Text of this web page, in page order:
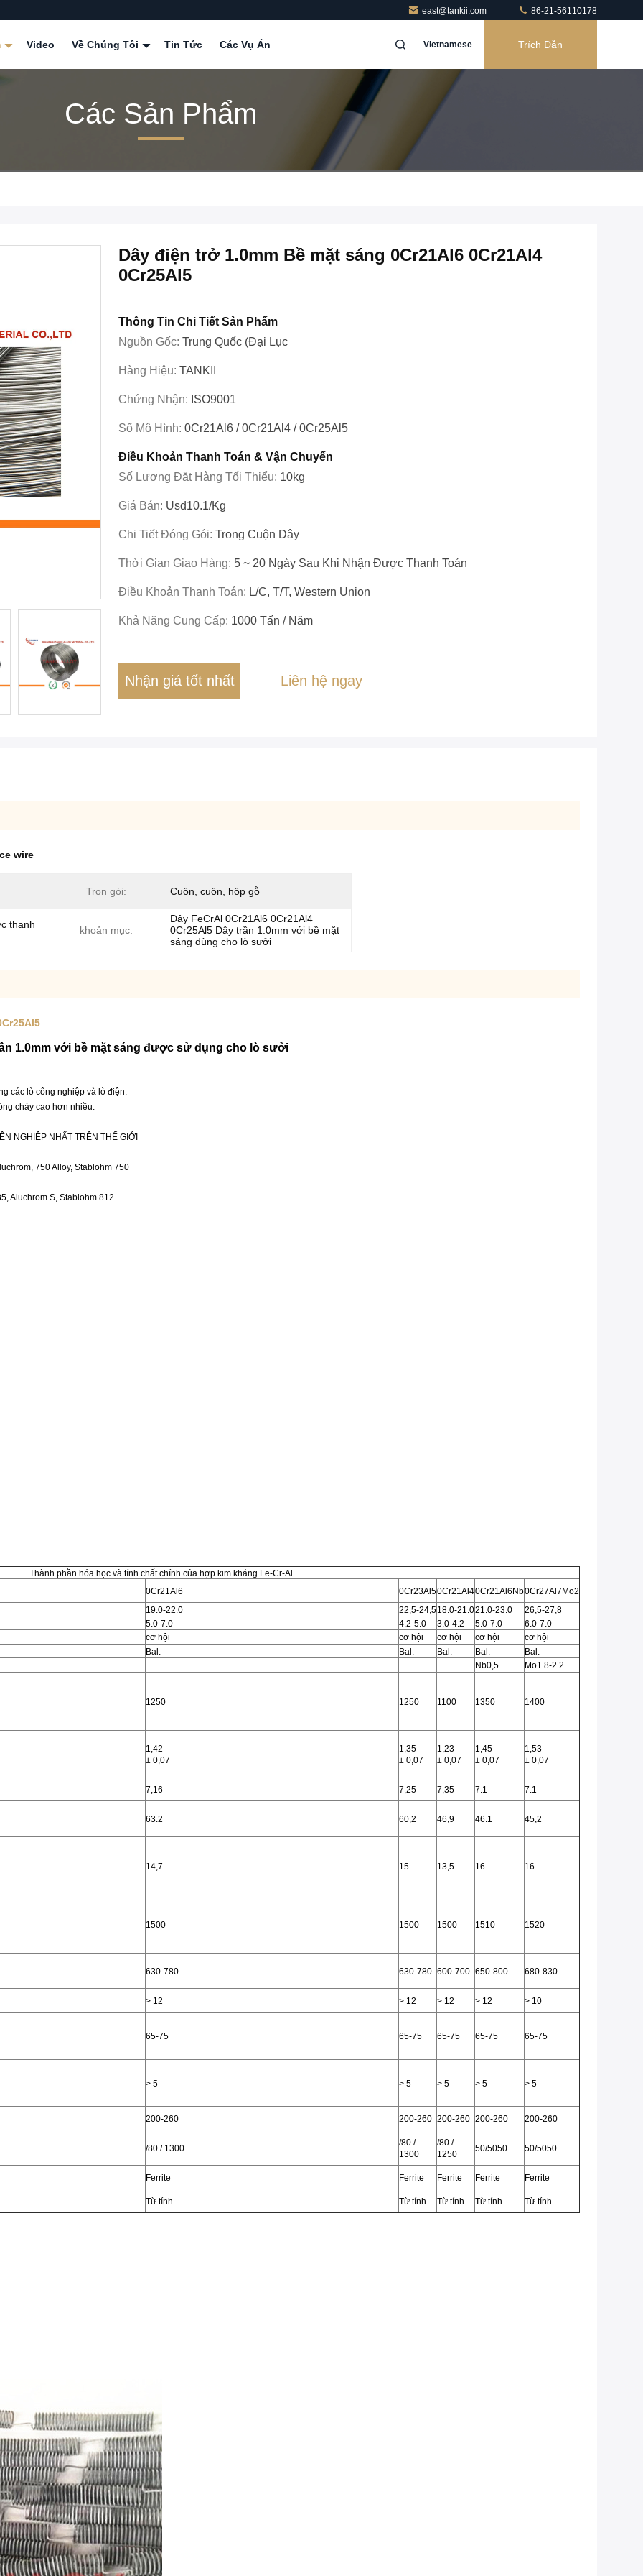
east@tankii.com 86-21-56110178
Video Về Chúng Tôi Tin Tức Các Vụ Án Vietnamese Trích Dẫn
Các Sản Phẩm
Dây điện trở 1.0mm Bề mặt sáng 0Cr21Al6 0Cr21Al4
0Cr25Al5
Thông Tin Chi Tiết Sản Phẩm
Nguồn Gốc: Trung Quốc (đại Lục
Hàng Hiệu: TANKII
Chứng Nhận: ISO9001
Số Mô Hình: 0Cr21Al6 / 0Cr21Al4 / 0Cr25Al5
Điều Khoản Thanh Toán & Vận Chuyển
Số Lượng Đặt Hàng Tối Thiểu: 10kg
Giá Bán: Usd10.1/kg
Chi Tiết Đóng Gói: Trong Cuộn Dây
Thời Gian Giao Hàng: 5 ~ 20 Ngày Sau Khi Nhận Được Thanh Toán
Điều Khoản Thanh Toán: L/c, T/T, Western Union
Khả Năng Cung Cấp: 1000 Tấn / Năm
Nhận giá tốt nhất Liên hệ ngay
wire
Trọn gói: Cuộn, cuộn, hộp gỗ
thanh
khoản mục:
Dây FeCrAl 0Cr21Al6 0Cr21Al4
0Cr25Al5 Dây trần 1.0mm với bề mặt
sáng dùng cho lò sưởi
1.0mm với bề mặt sáng được sử dụng cho lò sưởi
các lò công nghiệp và lò điện.
chảy cao hơn nhiều.
NGHIỆP NHẤT TRÊN THẾ GIỚI
750 Alloy, Stablohm 750
Aluchrom S, Stablohm 812
Thành phần hóa học và tính chất chính của hợp kim kháng Fe-Cr-Al
0Cr21Al6 0Cr23Al50Cr21Al40Cr21Al6Nb0Cr27Al7Mo2
19.0-22.0 22,5-24,518.0-21.021.0-23.0
26,5-27,8
5.0-7.0 4.2-5.0 3.0-4.2 5.0-7.0
6.0-7.0
cơ hội cơ hội cơ hội cơ hội
cơ hội
Bal. Bal. Bal. Bal.
Bal.
Nb0,5
Mo1.8-2.2
1250 1250 1100 1350 1400
1,42
± 0,07
1,35
± 0,07
1,23
± 0,07
1,45
± 0,07
1,53
± 0,07
7,16 7,25 7,35 7.1
7.1
63.2 60,2 46,9 46.1 45,2
14,7 15 13,5 16 16
1500 1500 1500 1510 1520
630-780 630-780 600-700 650-800 680-830
> 12 > 12 > 12 > 12
> 10
65-75 65-75 65-75 65-75 65-75
> 5 > 5 > 5 > 5 > 5
200-260 200-260 200-260 200-260
200-260
/80 / 1300
/80 /
1300
/80 /
1250
50/5050 50/5050
Ferrite Ferrite Ferrite Ferrite
Ferrite
Từ tính Từ tính Từ tính Từ tính Từ tính